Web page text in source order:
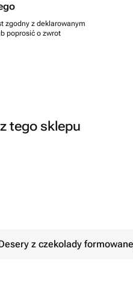
zgodny z deklarowanym
poprosić o zwrot
tego sklepu
z czekolady